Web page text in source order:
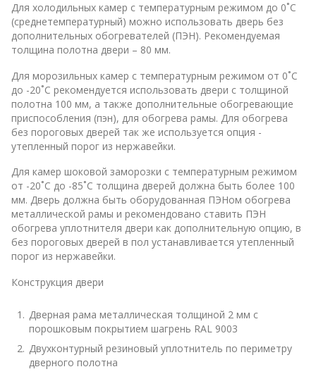
Для холодильных камер с температурным режимом до 0˚C
(среднетемпературный) можно использовать дверь без
дополнительных обогревателей (ПЭН). Рекомендуемая
толщина полотна двери – 80 мм.
Для морозильных камер с температурным режимом от 0˚C
до -20˚C рекомендуется использовать двери с толщиной
полотна 100 мм, а также дополнительные обогревающие
приспособления (пэн), для обогрева рамы. Для обогрева
без пороговых дверей так же используется опция -
утепленный порог из нержавейки.
Для камер шоковой заморозки с температурным режимом
от -20˚C до -85˚C толщина дверей должна быть более 100
мм. Дверь должна быть оборудованная ПЭНом обогрева
металлической рамы и рекомендовано ставить ПЭН
обогрева уплотнителя двери как дополнительную опцию, в
без пороговых дверей в пол устанавливается утепленный
порог из нержавейки.
Конструкция двери
Дверная рама металлическая толщиной 2 мм с
порошковым покрытием шагрень RAL 9003
Двухконтурный резиновый уплотнитель по периметру
дверного полотна